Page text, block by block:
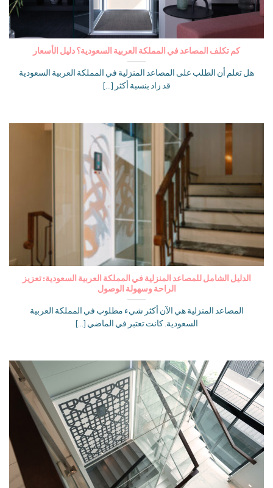
كم تكلف المصاعد في المملكة العربية السعودية؟ دليل الأسعار
هل تعلم أن الطلب على المصاعد المنزلية في المملكة العربية السعودية
قد زاد بنسبة أكثر [...]
الدليل الشامل للمصاعد المنزلية في المملكة العربية السعودية: تعزيز
الراحة وسهولة الوصول
المصاعد المنزلية هي الآن أكثر شيء مطلوب في المملكة العربية
السعودية. كانت تعتبر في الماضي [...]